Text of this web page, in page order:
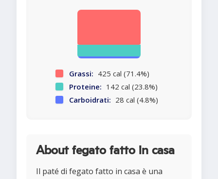
Grassi: 425 cal (71.4%)
Proteine: 142 cal (23.8%)
Carboidrati: 28 cal (4.8%)
About fegato fatto in casa
Il paté di fegato fatto in casa è una